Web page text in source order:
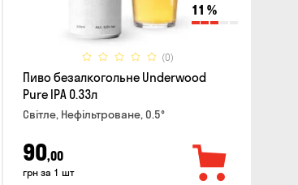
11 %
(0)
Пиво безалкогольне Underwood
Pure IPA 0.33л
Світле, Нефільтроване, 0.5°
90,00
грн за 1 шт